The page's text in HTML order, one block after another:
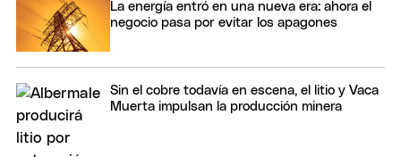
La energía entró en una nueva era: ahora el
negocio pasa por evitar los apagones
Sin el cobre todavía en escena, el litio y Vaca
Muerta impulsan la producción minera